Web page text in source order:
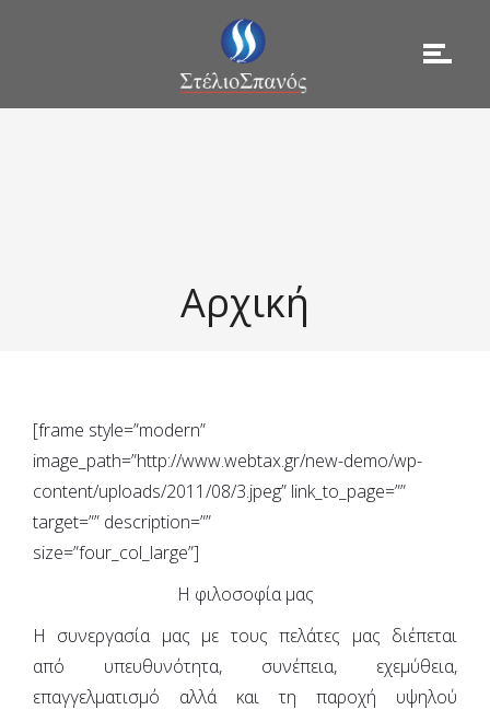
Αρχική
[frame style=”modern”
image_path=”http://www.webtax.gr/new-demo/wp-
content/uploads/2011/08/3.jpeg” link_to_page=””
target=”” description=””
size=”four_col_large”]
Η φιλοσοφία μας
Η συνεργασία μας με τους πελάτες μας διέπεται
από υπευθυνότητα, συνέπεια, εχεμύθεια,
επαγγελματισμό αλλά και τη παροχή υψηλού